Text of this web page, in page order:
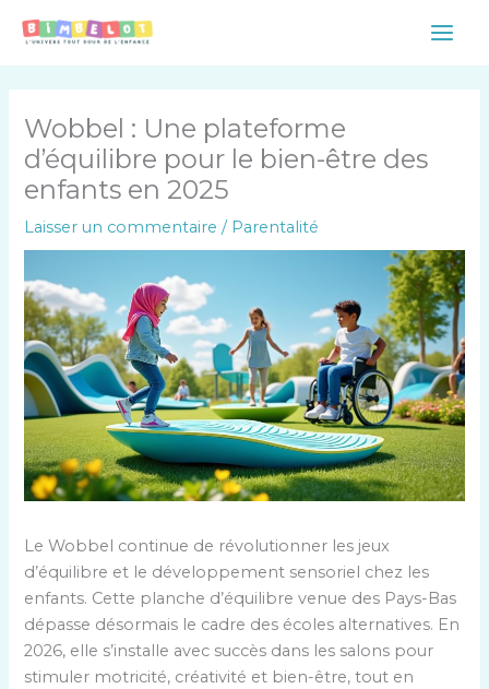
Main
Wobbel : Une plateforme
d’équilibre pour le bien-être des
enfants en 2025
Laisser un commentaire / Parentalité
Le Wobbel continue de révolutionner les jeux
d’équilibre et le développement sensoriel chez les
enfants. Cette planche d’équilibre venue des Pays-Bas
dépasse désormais le cadre des écoles alternatives. En
2026, elle s’installe avec succès dans les salons pour
stimuler motricité, créativité et bien-être, tout en